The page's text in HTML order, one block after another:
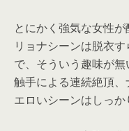
とにかく強気な女性
リョナシーンは脱衣
で、そういう趣味が
触手による連続絶頂、
エロいシーンはしっか